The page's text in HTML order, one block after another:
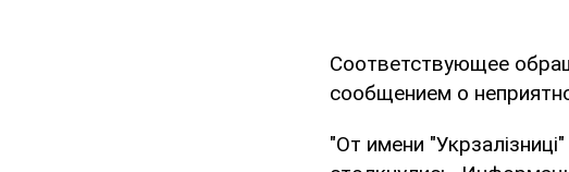
Соответствующее
сообщением о
"От имени